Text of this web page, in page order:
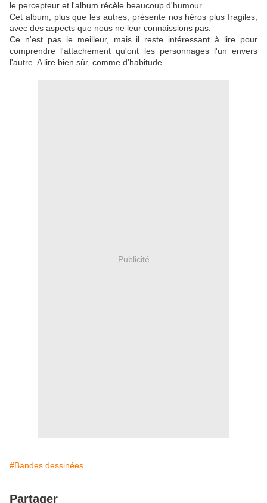
le percepteur et l'album récèle beaucoup d'humour.
Cet album, plus que les autres, présente nos héros plus fragiles,
avec des aspects que nous ne leur connaissions pas.
Ce n'est pas le meilleur, mais il reste intéressant à lire pour
comprendre l'attachement qu'ont les personnages l'un envers
l'autre. A lire bien sûr, comme d'habitude...
Publicité
#Bandes dessinées
Partager